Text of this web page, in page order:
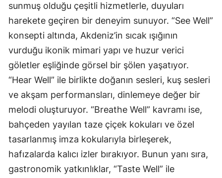
sunmuş olduğu çeşitli hizmetlerle, duyuları
harekete geçiren bir deneyim sunuyor. “See Well”
konsepti altında, Akdeniz’in sıcak ışığının
vurduğu ikonik mimari yapı ve huzur verici
göletler eşliğinde görsel bir şölen yaşatıyor.
“Hear Well” ile birlikte doğanın sesleri, kuş sesleri
ve akşam performansları, dinlemeye değer bir
melodi oluşturuyor. “Breathe Well” kavramı ise,
bahçeden yayılan taze çiçek kokuları ve özel
tasarlanmış imza kokularıyla birleşerek,
hafızalarda kalıcı izler bırakıyor. Bunun yanı sıra,
gastronomik yatkınlıklar, “Taste Well” ile